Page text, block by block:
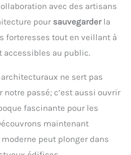
avec des artisans
pour sauvegarderla
forteresses tout en veillant à
accessibles au public.
ne sert pas
notre passé; c’est aussi ouvrir
fascinante pour les
maintenant
peut plonger dans